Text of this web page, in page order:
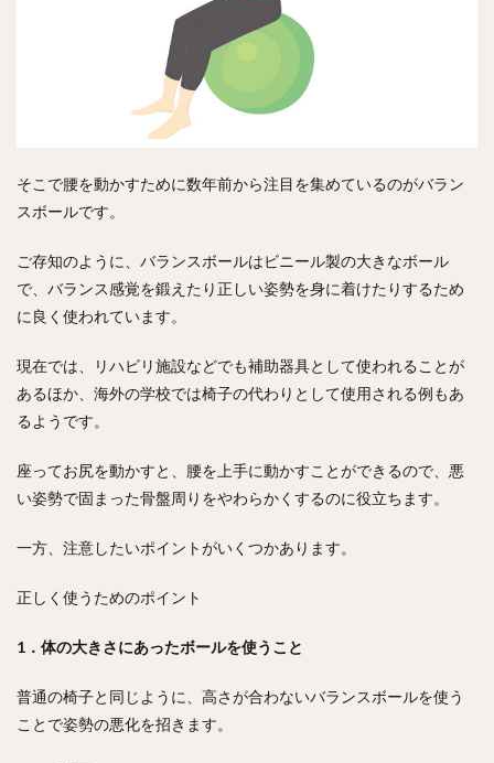
そこで腰を動かすために数年前から注目を集めているのがバラン
スボールです。
ご存知のように、バランスボールはビニール製の大きなボール
で、バランス感覚を鍛えたり正しい姿勢を身に着けたりするため
に良く使われています。
現在では、リハビリ施設などでも補助器具として使われることが
あるほか、海外の学校では椅子の代わりとして使用される例もあ
るようです。
座ってお尻を動かすと、腰を上手に動かすことができるので、悪
い姿勢で固まった骨盤周りをやわらかくするのに役立ちます。
一方、注意したいポイントがいくつかあります。
正しく使うためのポイント
1．体の大きさにあったボールを使うこと
普通の椅子と同じように、高さが合わないバランスボールを使う
ことで姿勢の悪化を招きます。